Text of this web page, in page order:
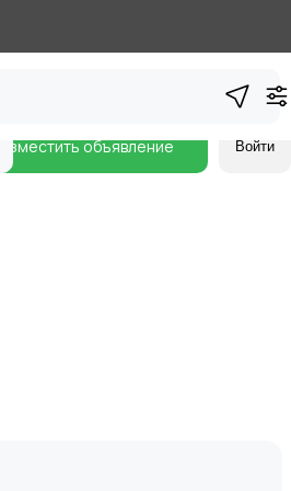
Разместить объявление Войти